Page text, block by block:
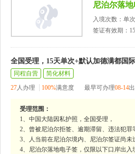
尼泊尔落
入境次数：单次
签证有效期：
全国受理，15天单次+默认加德满都国
同程自营
简化材料
27人办理 100%满意度 最早可办理08-14
受理范围：
1、中国大陆因私护照，全国受理，
2、曾被尼泊尔拒签、逾期滞留、违法犯罪
3、人当前在尼泊尔境内、尼泊尔签证尚未
4、尼泊尔落地电子签，仅限以下口岸出入